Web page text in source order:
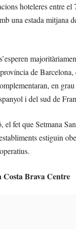
hoteleres entre el
una estada mitjana
de Barcelona,
en
i del sud de
el fet que Setmana
estiguin
Costa Brava Centre